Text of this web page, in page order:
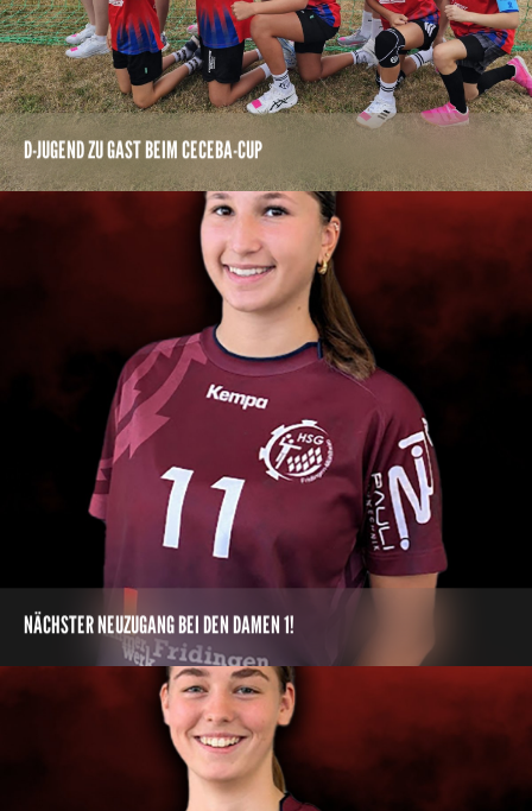
D-JUGEND ZU GAST BEIM CECEBA-CUP
NÄCHSTER NEUZUGANG BEI DEN DAMEN 1!